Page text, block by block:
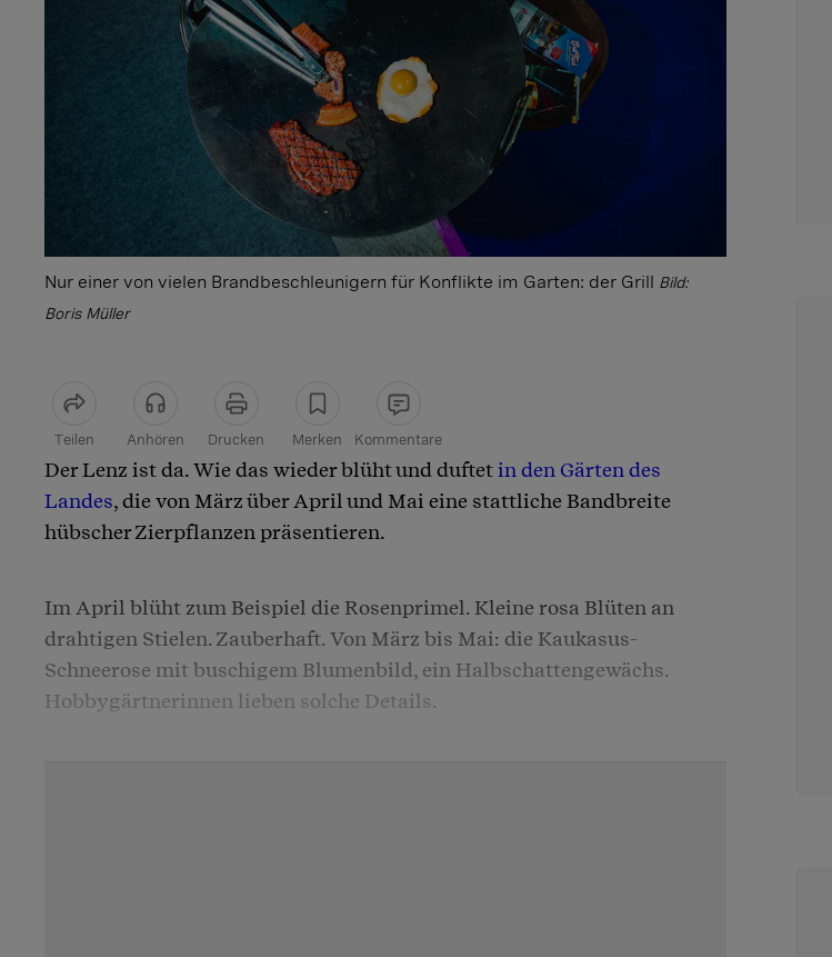
Nur einer von vielen Brandbeschleunigern für Konflikte im Garten: der Grill Bild:
Boris Müller
Teilen Anhören Drucken Merken Kommentare
Artikel teilen
Der Lenz ist da. Wie das wieder blüht und duftetin den Gärten des
Landes, die von März über April und Mai eine stattliche Bandbreite
hübscher Zierpflanzen präsentieren.
Im April blüht zum Beispiel die Rosenprimel. Kleine rosa Blüten an
drahtigen Stielen. Zauberhaft. Von März bis Mai: die Kaukasus-
Schneerose mit buschigem Blumenbild, ein Halbschattengewächs.
Hobbygärtnerinnen lieben solche Details.